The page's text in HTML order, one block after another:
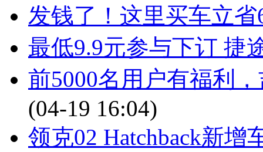
发钱了！这里买车立省
最低9.9元参与下订 捷
前5000名用户有福利
(04-19 16:04)
领克02 Hatchback新